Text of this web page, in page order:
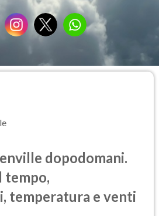
dopodomani.
tempo,
temperatura e venti